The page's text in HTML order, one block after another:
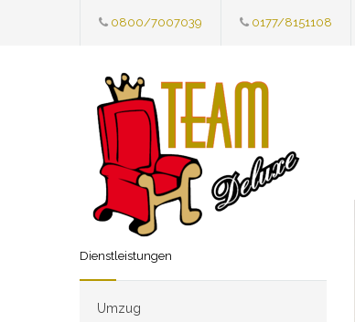
0800/7007039 0177/8151108
Dienstleistungen
Umzug